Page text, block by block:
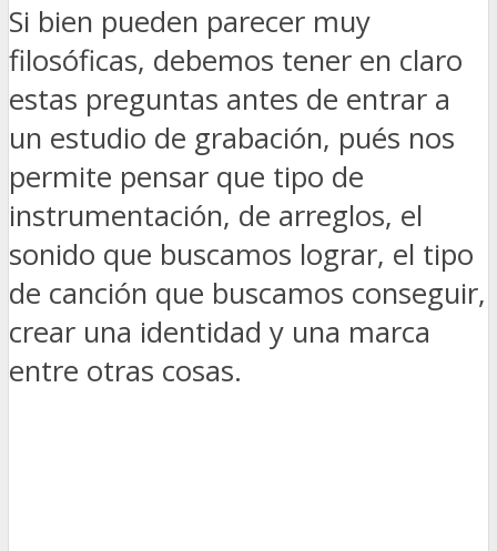
Si bien pueden parecer muy
filosóficas, debemos tener en claro
estas preguntas antes de entrar a
un estudio de grabación, pués nos
permite pensar que tipo de
instrumentación, de arreglos, el
sonido que buscamos lograr, el tipo
de canción que buscamos conseguir,
crear una identidad y una marca
entre otras cosas.